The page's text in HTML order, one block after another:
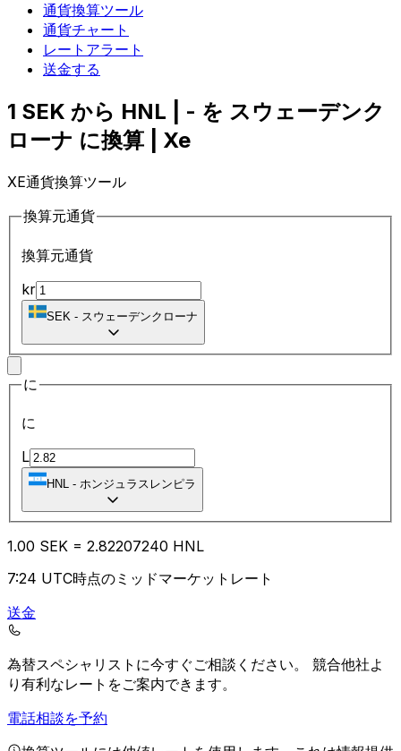
通貨換算ツール
通貨チャート
レートアラート
送金する
1 SEK から HNL | - を スウェーデンク
ローナ に換算 | Xe
XE通貨換算ツール
換算元通貨
換算元通貨
kr
SEK - スウェーデンクローナ
に
に
L
HNL - ホンジュラスレンピラ
1.00 SEK = 2.82207240 HNL
7:24 UTC時点のミッドマーケットレート
送金
為替スペシャリストに今すぐご相談ください。 競合他社よ
り有利なレートをご案内できます。
電話相談を予約